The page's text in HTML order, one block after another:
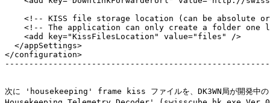
<!-- KISS file storage location (can be absolute
<!-- The application can only create a folder one
    <add key="KissFilesLocation" value="files" />
  </appSettings>
</configuration>
次に 'housekeeping' frame kiss ファイルを、DK3WN局が開発中